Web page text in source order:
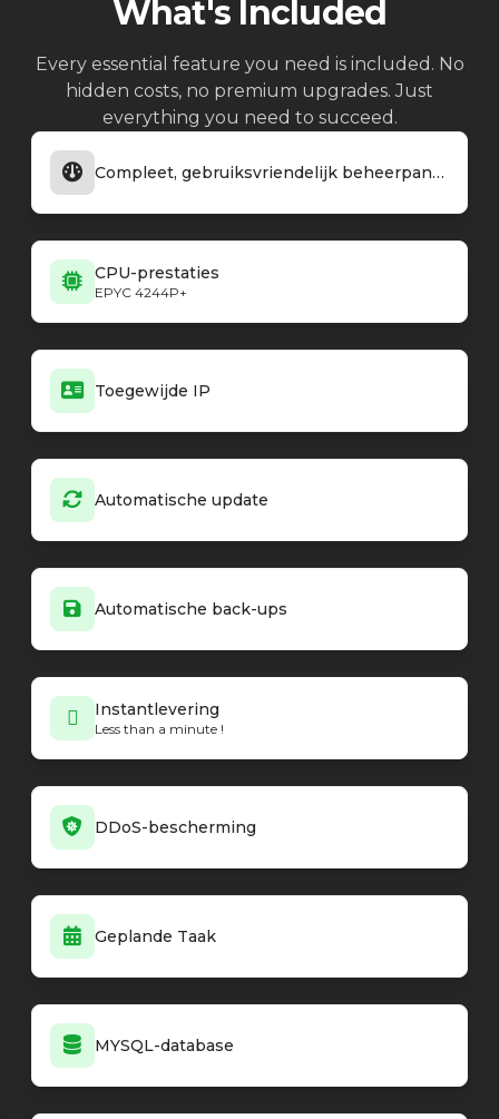
What's Included
Every essential feature you need is included. No
hidden costs, no premium upgrades. Just
everything you need to succeed.
Compleet, gebruiksvriendelijk beheerpaneel
CPU-prestaties
EPYC 4244P+
Toegewijde IP
Automatische update
Automatische back-ups
Instantlevering
Less than a minute !
DDoS-bescherming
Geplande Taak
MYSQL-database